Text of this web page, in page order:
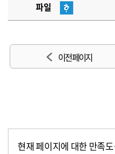
파일
이전 페이지
현재 페이지에 대한 만족